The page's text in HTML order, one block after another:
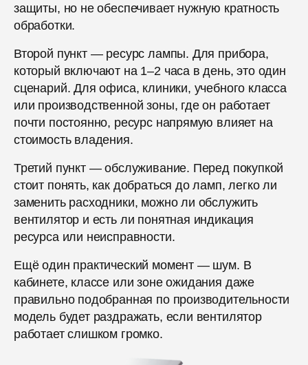
защиты, но не обеспечивает нужную кратность
обработки.
Второй пункт — ресурс лампы. Для прибора,
который включают на 1–2 часа в день, это один
сценарий. Для офиса, клиники, учебного класса
или производственной зоны, где он работает
почти постоянно, ресурс напрямую влияет на
стоимость владения.
Третий пункт — обслуживание. Перед покупкой
стоит понять, как добраться до ламп, легко ли
заменить расходники, можно ли обслужить
вентилятор и есть ли понятная индикация
ресурса или неисправности.
Ещё один практический момент — шум. В
кабинете, классе или зоне ожидания даже
правильно подобранная по производительности
модель будет раздражать, если вентилятор
работает слишком громко.